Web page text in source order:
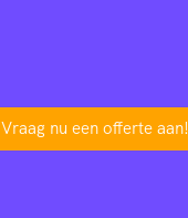
Vraag nu een offerte aan!